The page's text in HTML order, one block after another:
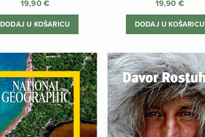
19,90€
DODAJ U KOŠARICU
19,90 €
DODAJ U KOŠARICU